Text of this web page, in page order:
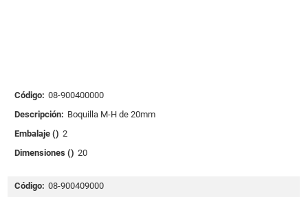
Código: 08-900400000
Descripción: Boquilla M-H de 20mm
Embalaje () 2
Dimensiones () 20
Código: 08-900409000